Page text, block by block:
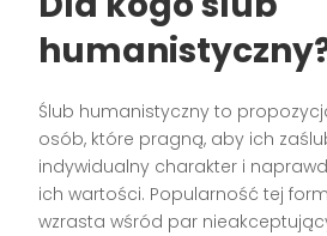
Ślub humanistyczny to
osób, które pragną, aby ich
indywidualny charakter i
ich wartości. Popularność tej
wzrasta wśród par